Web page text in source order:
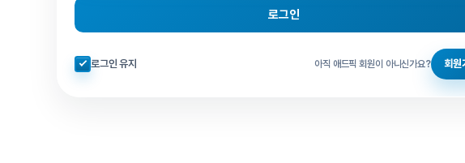
로그인
자동로그인 체크
로그인 유지 아직 애드픽 회원이 아니신가요? 회원